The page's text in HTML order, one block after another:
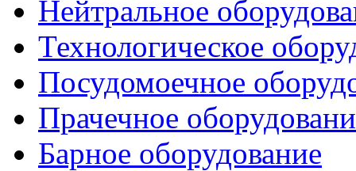
Нейтральное
Технологическое
Посудомоечное
Прачечное
Барное оборудование